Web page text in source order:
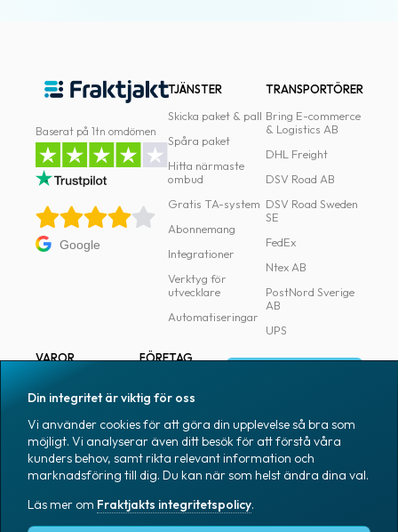
Baserat på 1tn omdömen
Google
TJÄNSTER
Skicka paket & pall
Spåra paket
Hitta närmaste
ombud
Gratis TA-system
Abonnemang
Integrationer
Verktyg för
utvecklare
Automatiseringar
TRANSPORTÖRER
Bring E-commerce
& Logistics AB
DHL Freight
DSV Road AB
DSV Road Sweden
SE
FedEx
Ntex AB
PostNord Sverige
AB
UPS
VAROR
Märkning
Emballage
Emballagetillbehör
Kontorsvaror
FÖRETAG
Pressrum
Medarbetare
Jobb & karriär
Nyhetsarkiv
Blogg
Skapa konto
Din integritet är viktig för oss
Vi använder cookies för att göra din upplevelse så bra som
möjligt. Vi analyserar även ditt besök för att förstå våra
kunders behov, samt rikta relevant information och
marknadsföring till dig. Du kan när som helst ändra dina val.
Läs mer om Fraktjakts integritetspolicy.